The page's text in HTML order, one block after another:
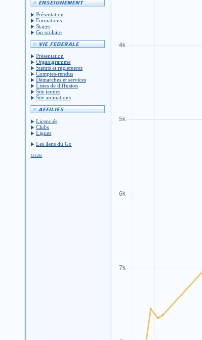
Présentation
Formations
Stages
Go scolaire
Présentation
Organigramme
Statuts et réglements
Comptes-rendus
Démarches et services
Listes de diffusion
Site jeunes
Site animations
Licenciés
Clubs
Ligues
Les liens du Go
Crédits